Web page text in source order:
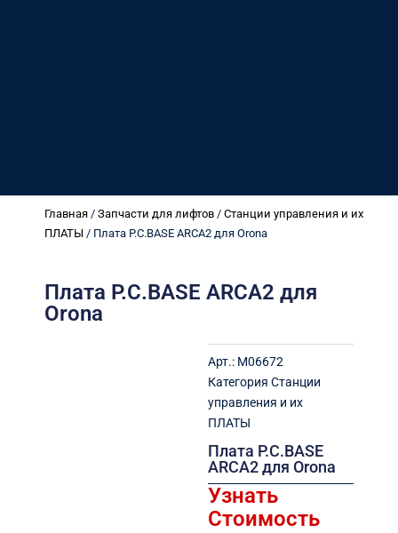
Главная / Запчасти для лифтов / Станции управления и их
ПЛАТЫ / Плата P.C.BASE ARCA2 для Orona
Плата P.C.BASE ARCA2 для
Orona
Арт.: M06672
Категория Станции
управления и их
ПЛАТЫ
Плата P.C.BASE
ARCA2 для Orona
Узнать
Стоимость